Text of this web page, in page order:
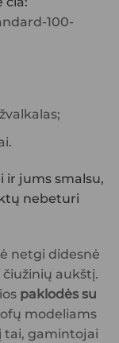
100-
ir jums smalsu,
nebeturi
netgi didesnė
aukštį.
paklodės su
modeliams
tai, gamintojai